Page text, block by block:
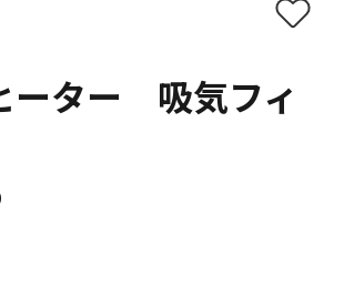
ーター 吸気フィ